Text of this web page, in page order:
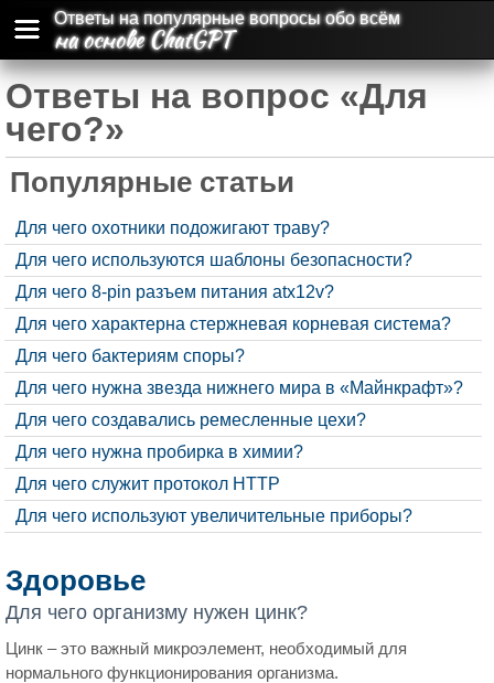
Ответы на популярные вопросы обо всём
на основе ChatGPT
Ответы на вопрос «Для
чего?»
Популярные статьи
Для чего охотники подожигают траву?
Для чего используются шаблоны безопасности?
Для чего 8-pin разъем питания atx12v?
Для чего характерна стержневая корневая система?
Для чего бактериям споры?
Для чего нужна звезда нижнего мира в «Майнкрафт»?
Для чего создавались ремесленные цехи?
Для чего нужна пробирка в химии?
Для чего служит протокол HTTP
Для чего используют увеличительные приборы?
Здоровье
Для чего организму нужен цинк?
Цинк – это важный микроэлемент, необходимый для
нормального функционирования организма.